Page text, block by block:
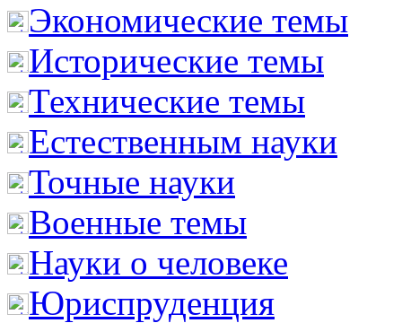
Экономические темы
Исторические темы
Технические темы
Естественным науки
Точные науки
Военные темы
Науки о человеке
Юриспруденция